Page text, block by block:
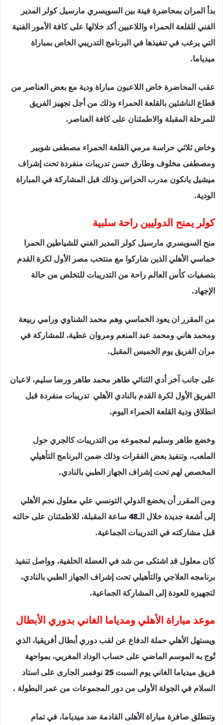
بدأ المران بمحاضرة فينة بين السويسري مارسيل كولر المدير
الفني للقلعة الحمراء واللاعبين أكد خلالها على كافة الأمور الفنية
التي يرغب في تنفيذها في البرنامج التدريبي الخاص ‏بمباراة
ميدياما.
عقب المحاضرة خاض اللاعبون مباراة ودية مع بعض العناصر من
قطاع الناشئين بالقلعة الحمراء وذلك من أجل تجهيز الفريق
للمرحلة المقبلة والاطمئنان على ‏كافة العناصر.‏
وخاض ثلاثي حراسة مرمي القلعة الحمراء مصطفى شوبير
ومصطفى مخلوف وطارق حسن تدريبات ‏منفردة تحت إشراف
ميشيل يانكون مدرب الحراس وذلك قبل المشاركة في المباراة
الودية.
كولر يمنح الدوليين راحة سلبية
منح السويسري مارسيل كولر المدير الفني للشياطين الحمرا
خماسي الأهلي الذين شاركوا مع منتخب مصر الأول لكرة القدم
بتصفيات كأس العالم راحة من التدريبات للتخلص من حالة
الإجهاد.
من المقرر ان يعود الخماسي وهم محمد الشناوي ورامي ربيعة
ومحمد هاني ومحمد ‏عبد المنعم ومروان عطية، للمشاركة في
مران الفريق يوم الخميس المقبل.‏
على جانب آخر أدي الثنائي طاهر محمد طاهر ورضا سليم، لاعبان
الفريق الأول لكرة القدم بالنادي الأهلي تدريبات منفردة ‏قبل
انطلاق ودية القلعة الحمراء اليوم.
وخضع طاهر وسليم لمجموعه من التدريبات كالجري حول
الملعب، وتنفيذ بعض الفقرات وذلك ضمن البرنامج التأهيلي
المخصص لهم تحت إشراف الجهاز الطبي بالنادي.‏
ومن المقرر أن يخضع الدولي التونسي علي معلول نجم الأهلي
إلى أشعة جديدة خلال الـ48 ساعة المقبلة، للاطمئنان على ‏حالته
قبل مشاركته في التدريبات الجماعية.‏
كان معلول قد اشتكى من شد في العضلة الخلفية، وواصل تنفيذ
برنامجه العلاجي والتأهيلي ‏تحت إشراف الجهاز الطبي بالنادي،
لتجهيزه للعودة إلى المشاركة الجماعية.
موعد مباراة الأهلي ومدياما الغاني بدوري الأبطال
ويستهل الأهلي حملة الدفاع عن لقب دوري أبطال أفريقيا، الذي
تُوج به الموسم الماضي على حساب الوداد المغربي، بمواحهة
فريق ميدياما الغاني يوم السبت 25 نوفمبر الجارى على استاد
السلام في الجولة الأولى من دور المجموعات من عمر البطولة .
وتنطلق صافرة مباراة الأهلى القادمة ضد ميدياما، في تمام